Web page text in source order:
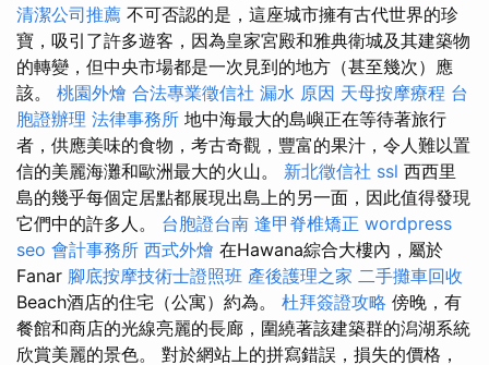
清潔公司推薦 不可否認的是，這座城市擁有古代世界的珍
寶，吸引了許多遊客，因為皇家宮殿和雅典衛城及其建築物
的轉變，但中央市場都是一次見到的地方（甚至幾次）應
該。 桃園外燴 合法專業徵信社 漏水 原因 天母按摩療程 台
胞證辦理 法律事務所 地中海最大的島嶼正在等待著旅行
者，供應美味的食物，考古奇觀，豐富的果汁，令人難以置
信的美麗海灘和歐洲最大的火山。 新北徵信社 ssl 西西里
島的幾乎每個定居點都展現出島上的另一面，因此值得發現
它們中的許多人。 台胞證台南 逢甲脊椎矯正 wordpress
seo 會計事務所 西式外燴 在Hawana綜合大樓內，屬於
Fanar 腳底按摩技術士證照班 產後護理之家 二手攤車回收
Beach酒店的住宅（公寓）約為。 杜拜簽證攻略 傍晚，有
餐館和商店的光線亮麗的長廊，圍繞著該建築群的潟湖系統
欣賞美麗的景色。 對於網站上的拼寫錯誤，損失的價格，